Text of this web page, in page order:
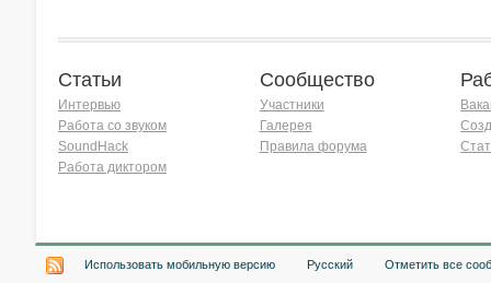
Статьи
Интервью
Работа со звуком
SoundHack
Работа диктором
Сообщество
Участники
Галерея
Правила форума
Использовать мобильную версию Русский Отметить все